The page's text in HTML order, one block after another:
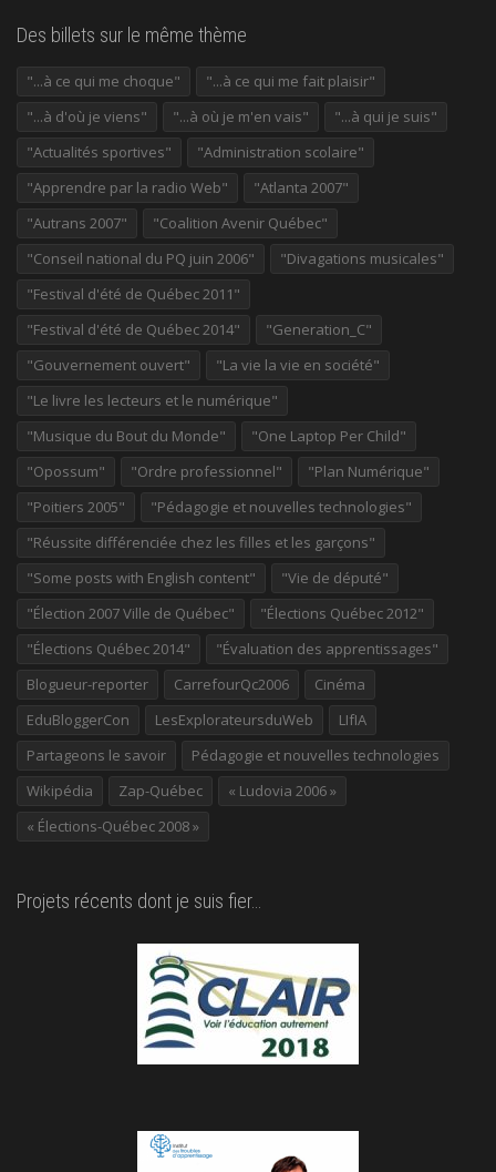
Des billets sur le même thème
"...à ce qui me choque"
"...à ce qui me fait plaisir"
"...à d'où je viens"
"...à où je m'en vais"
"...à qui je suis"
"Actualités sportives"
"Administration scolaire"
"Apprendre par la radio Web"
"Atlanta 2007"
"Autrans 2007"
"Coalition Avenir Québec"
"Conseil national du PQ juin 2006"
"Divagations musicales"
"Festival d'été de Québec 2011"
"Festival d'été de Québec 2014"
"Generation_C"
"Gouvernement ouvert"
"La vie la vie en société"
"Le livre les lecteurs et le numérique"
"Musique du Bout du Monde"
"One Laptop Per Child"
"Opossum"
"Ordre professionnel"
"Plan Numérique"
"Poitiers 2005"
"Pédagogie et nouvelles technologies"
"Réussite différenciée chez les filles et les garçons"
"Some posts with English content"
"Vie de député"
"Élection 2007 Ville de Québec"
"Élections Québec 2012"
"Élections Québec 2014"
"Évaluation des apprentissages"
Blogueur-reporter
CarrefourQc2006
Cinéma
EduBloggerCon
LesExplorateursduWeb
LIfIA
Partageons le savoir
Pédagogie et nouvelles technologies
Wikipédia
Zap-Québec
« Ludovia 2006 »
« Élections-Québec 2008 »
Projets récents dont je suis fier…